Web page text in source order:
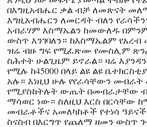
በእግዚአብሔር ቃል ብቻ ለመጽናት
እግዚአብሔርን ለመርዳት ብለን
አብራሃም እስማኤልን ከመውለዱ
ውስጥ እንገባለን። ከእስማኤልም
ዝሬ ብዙ ግፍ የሚፈጽሙ የሙስሊም
ስሕተት ሁልጊዜም ይኖራል። ዛሬ
የሚሉ ከ45000 በላይ ልዩ ልዩ
አሉ። እነዚህ ሁሉ የየራሳቸውን መብራት
የሚያስከትሉት ውጤት በመብራታቸው
ማሳወር ነው። ስለዚህ እርስ በርሳቸው
መብራቶችና አመለካከቶች የተነሳ
ስናስብ በእርግጥ የጨለማ ዘመን ውስጥ